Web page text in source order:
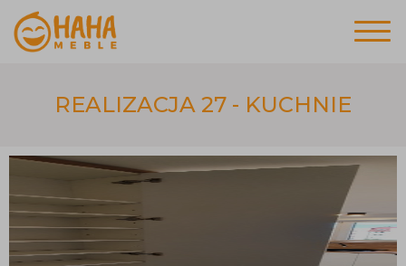
REALIZACJA 27 - KUCHNIE